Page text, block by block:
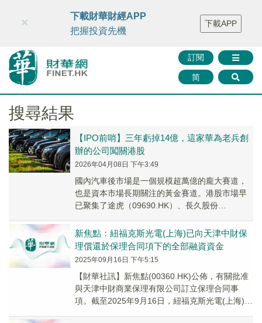
財華智庫網 FINTV FINMETA 財華證券 媒體矩陣
智庫沙龍
聯絡我們
訂閱
简
×
下載財華財經APP
把握投資先機
下載APP
搜尋結果
【IPO前哨】三年虧掉14億，這家華為老兵創
辦的公司闖關港股
2026年04月08日 下午3:49
國內汽車後市場是一個規模超萬億的龐大賽道，
也是資本市場長期關注的黃金賽道。港股市場早
已聚集了途虎（09690.HK）、長久股份
新焦點：紐福克斯光電(上海)已向天津中財保
理償還於保理合同項下的全部融資資金
2025年09月16日 下午5:15
【財華社訊】新焦點(00360.HK)公佈，有關批准
與天津中財商業保理有限公司訂立保理合同事
項。截至2025年9月16日，紐福克斯光電(上海)已